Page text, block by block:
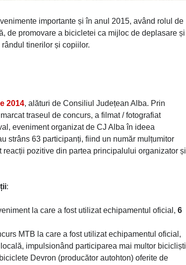
importante și în anul 2015, având rolul de
de promovare a bicicletei ca mijloc de deplasare și
tinerilor și copiilor.
2014, alături de Consiliul Județean Alba. Prin
traseul de concurs, a filmat / fotografiat
eveniment organizat de CJ Alba în ideea
strâns 63 participanți, fiind un număr mulțumitor
pozitive din partea principalului organizator și
:
la care a fost utilizat echipamentul oficial, 6
MTB la care a fost utilizat echipamentul oficial,
impulsionând participarea mai multor bicicliști
Devron (producător autohton) oferite de